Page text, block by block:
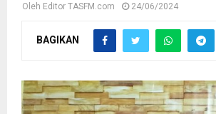
Oleh Editor TASFM.com 24/06/2024
BAGIKAN